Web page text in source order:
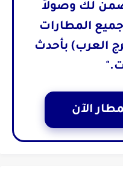
لك وصولاً
جميع المطارات
العرب) بأحدث
الآن